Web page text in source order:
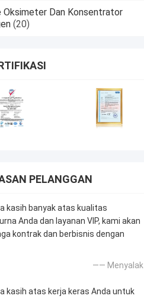
Oksimeter Dan Konsentrator
(20)
PELANGGAN
kasih banyak atas kualitas
Anda dan layanan VIP, kami akan
kontrak dan berbisnis dengan
—— Menyalak
kasih atas kerja keras Anda untuk